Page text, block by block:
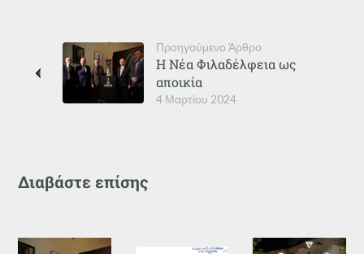
Προηγούμενο Άρθρο
4 Μαρτίου 2024
Η Νέα Φιλαδέλφεια ως
αποικία
Διαβάστε επίσης